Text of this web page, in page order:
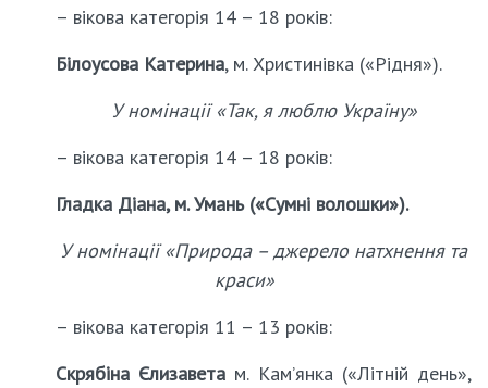
– вікова категорія 14 – 18 років:
Білоусова Катерина, м. Христинівка («Рідня»).
У номінації «Так, я люблю Україну»
– вікова категорія 14 – 18 років:
Гладка Діана, м. Умань («Сумні волошки»).
У номінації «Природа – джерело натхнення та
краси»
– вікова категорія 11 – 13 років:
Скрябіна Єлизавета м. Кам’янка («Літній день»,